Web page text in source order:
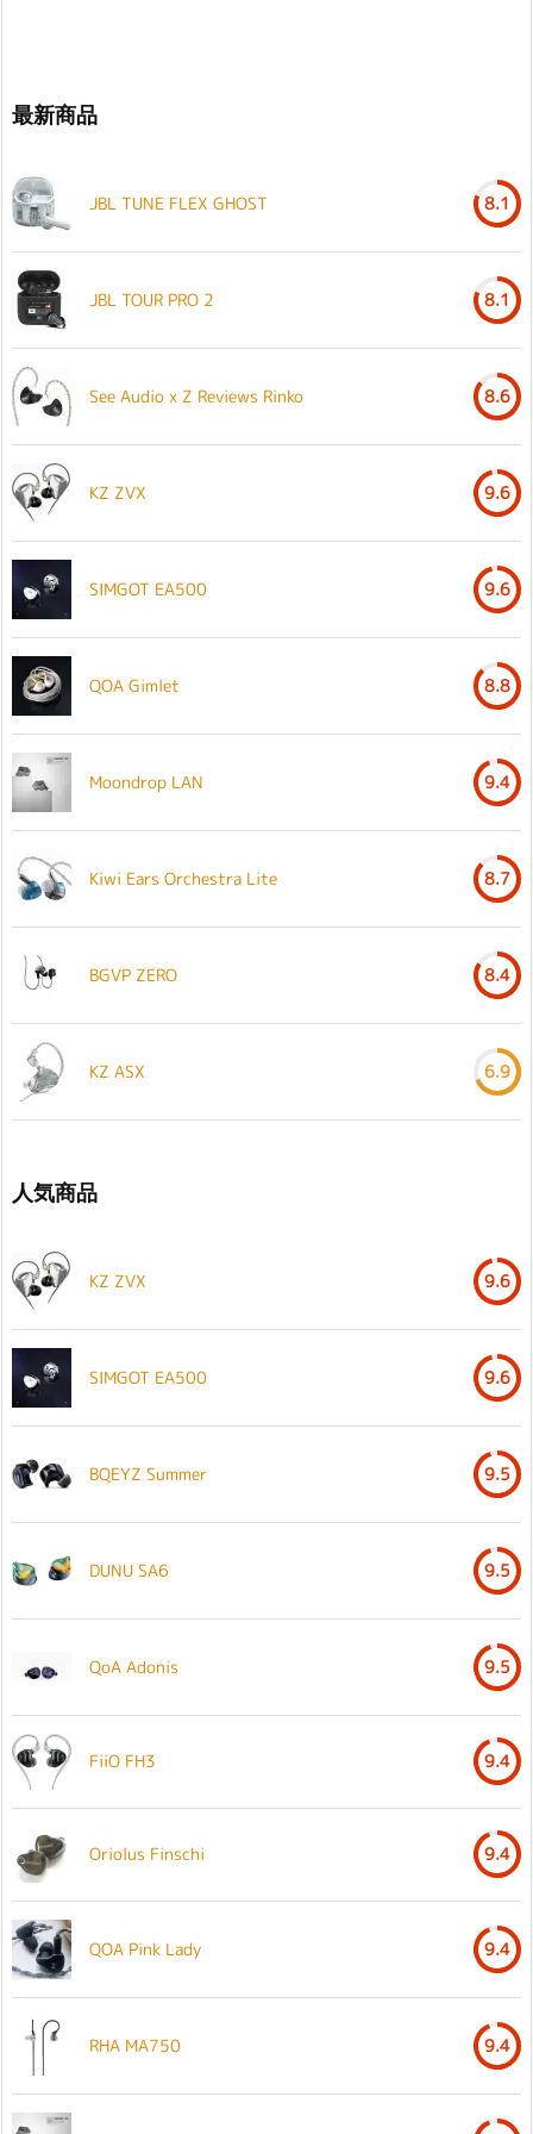
最新商品
JBL TUNE FLEX GHOST 8.1
JBL TOUR PRO 2 8.1
See Audio x Z Reviews Rinko 8.6
KZ ZVX 9.6
SIMGOT EA500 9.6
QOA Gimlet 8.8
Moondrop LAN 9.4
Kiwi Ears Orchestra Lite 8.7
BGVP ZERO 8.4
KZ ASX 6.9
人気商品
KZ ZVX 9.6
SIMGOT EA500 9.6
BQEYZ Summer 9.5
DUNU SA6 9.5
QoA Adonis 9.5
FiiO FH3 9.4
Oriolus Finschi 9.4
QOA Pink Lady 9.4
RHA MA750 9.4